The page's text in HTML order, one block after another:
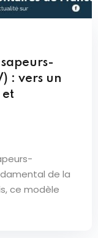
: vers un
et
de la
ce modèle